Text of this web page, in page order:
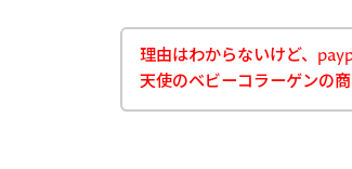
理由はわからないけど、
天使のベビーコラーゲンの